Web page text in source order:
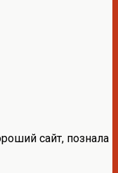
сайт, познала